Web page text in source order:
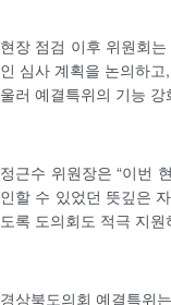
현장 점검 이후 위원회
인 심사 계획을 논의하
울러 예결특위의 기능
정근수 위원장은 “이번
인할 수 있었던 뜻깊은
도록 도의회도 적극 지원
경상북도의회 예결특위